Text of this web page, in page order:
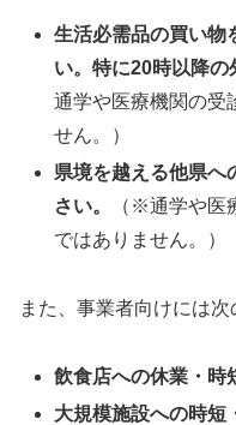
生活必需品の買い物
い。特に20時以降の
通学や医療機関の受
せん。）
県境を越える他県へ
さい。
（※通学や医
ではありません。）
また、事業者向けには次
飲食店への休業・時
大規模施設への時短